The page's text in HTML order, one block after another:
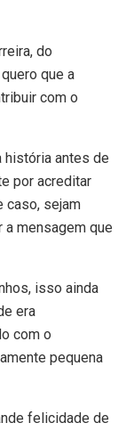
do
que a
com o
história antes de
por acreditar
caso, sejam
mensagem que
isso ainda
era
com o
pequena
felicidade de